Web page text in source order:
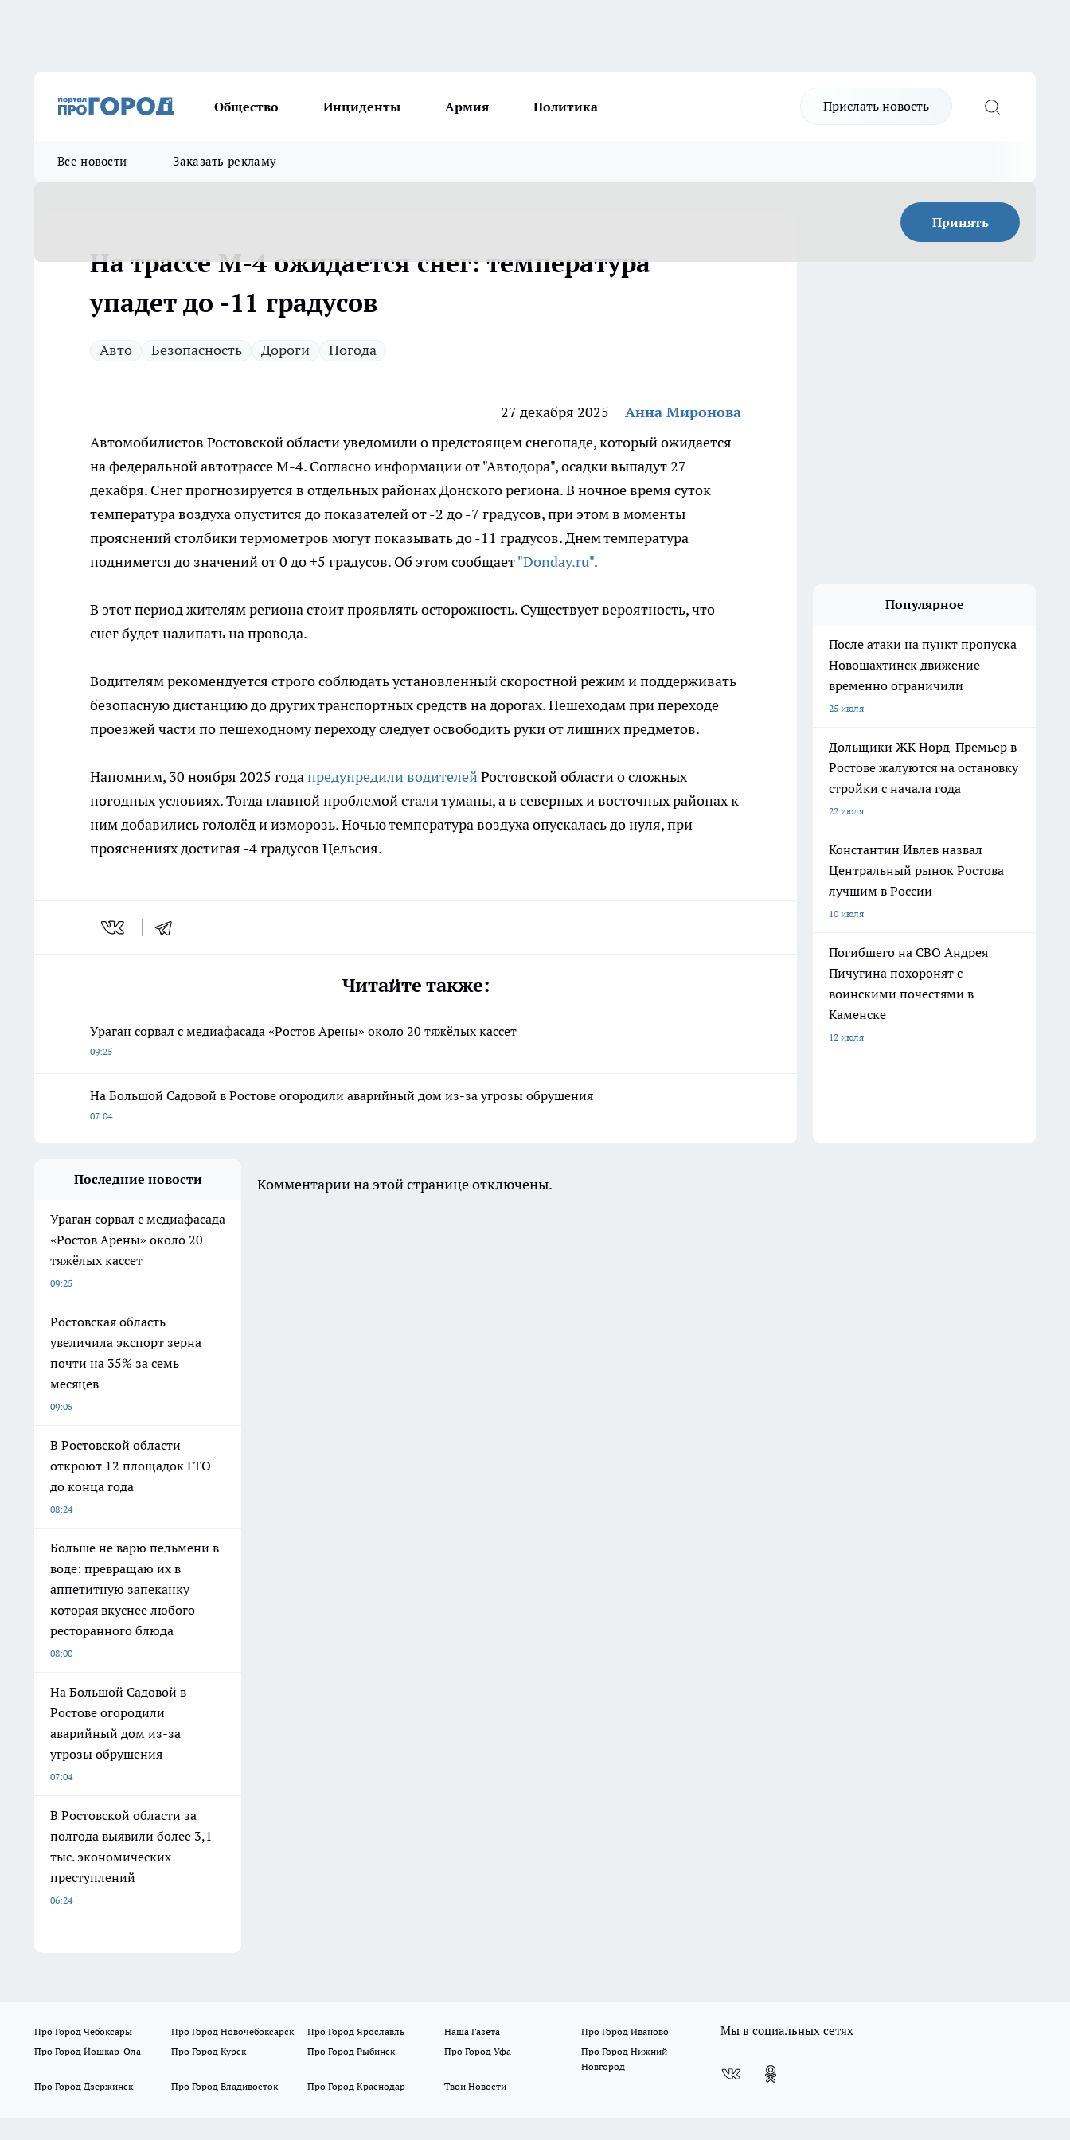
Общество Инциденты Армия Политика Прислать новость
Все новости Заказать рекламу
Принять
На трассе М-4 ожидается снег: температура
упадет до -11 градусов
Авто Безопасность Дороги Погода
27 декабря 2025
Анна Миронова
Автомобилистов Ростовской области уведомили о предстоящем снегопаде, который ожидается
на федеральной автотрассе М-4. Согласно информации от "Автодора", осадки выпадут 27
декабря. Снег прогнозируется в отдельных районах Донского региона. В ночное время суток
температура воздуха опустится до показателей от -2 до -7 градусов, при этом в моменты
прояснений столбики термометров могут показывать до -11 градусов. Днем температура
поднимется до значений от 0 до +5 градусов. Об этом сообщает"Donday.ru".
В этот период жителям региона стоит проявлять осторожность. Существует вероятность, что
снег будет налипать на провода.
Водителям рекомендуется строго соблюдать установленный скоростной режим и поддерживать
безопасную дистанцию до других транспортных средств на дорогах. Пешеходам при переходе
проезжей части по пешеходному переходу следует освободить руки от лишних предметов.
Напомним, 30 ноября 2025 годапредупредили водителейРостовской области о сложных
погодных условиях. Тогда главной проблемой стали туманы, а в северных и восточных районах к
ним добавились гололёд и изморозь. Ночью температура воздуха опускалась до нуля, при
прояснениях достигая -4 градусов Цельсия.
Читайте также:
Ураган сорвал с медиафасада «Ростов Арены» около 20 тяжёлых кассет
09:25
На Большой Садовой в Ростове огородили аварийный дом из-за угрозы обрушения
07:04
Популярное
После атаки на пункт пропуска
Новошахтинск движение
временно ограничили
25 июля
Дольщики ЖК Норд-Премьер в
Ростове жалуются на остановку
стройки с начала года
22 июля
Константин Ивлев назвал
Центральный рынок Ростова
лучшим в России
10 июля
Погибшего на СВО Андрея
Пичугина похоронят с
воинскими почестями в
Каменске
12 июля
Последние новости
Ураган сорвал с медиафасада
«Ростов Арены» около 20
тяжёлых кассет
09:25
Ростовская область
увеличила экспорт зерна
почти на 35% за семь
месяцев
09:05
В Ростовской области
откроют 12 площадок ГТО
до конца года
08:24
Больше не варю пельмени в
воде: превращаю их в
аппетитную запеканку
которая вкуснее любого
ресторанного блюда
08:00
На Большой Садовой в
Ростове огородили
аварийный дом из-за
угрозы обрушения
07:04
В Ростовской области за
полгода выявили более 3,1
тыс. экономических
преступлений
06:24
Комментарии на этой странице отключены.
Про Город Чебоксары Про Город Новочебоксарск Про Город Ярославль Наша Газета
Про Город Иваново
Про Город Йошкар-Ола
Про Город Курск Про Город Рыбинск Про Город Уфа
Про Город Нижний
Новгород
Про Город Дзержинск
Про Город Владивосток Про Город Краснодар Твои Новости
Мы в социальных сетях